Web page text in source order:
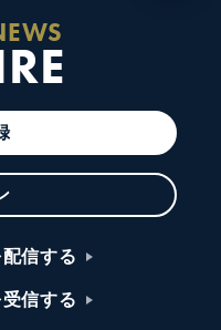
信する
信する